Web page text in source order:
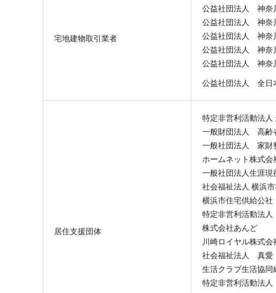
宅地建物取引業者
公益社団法人 神奈
公益社団法人 神奈
公益社団法人 神奈
公益社団法人 神奈
公益社団法人 神奈
公益社団法人 全日
居住⽀援団体
特定非営利活動法人
一般財団法人 高齢
一般社団法人 家財
ホームネット株式会
一般社団法人生涯現
社会福祉法人 横浜
横浜市住宅供給公社
特定非営利活動法
株式会社あんど
川崎ロイヤル株式会
社会福祉法人 真
生活クラブ生活協同
特定非営利活動法